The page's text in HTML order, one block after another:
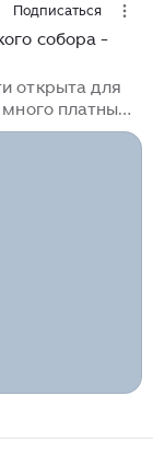
Подписаться
собора -
открыта для
платных
потребуется